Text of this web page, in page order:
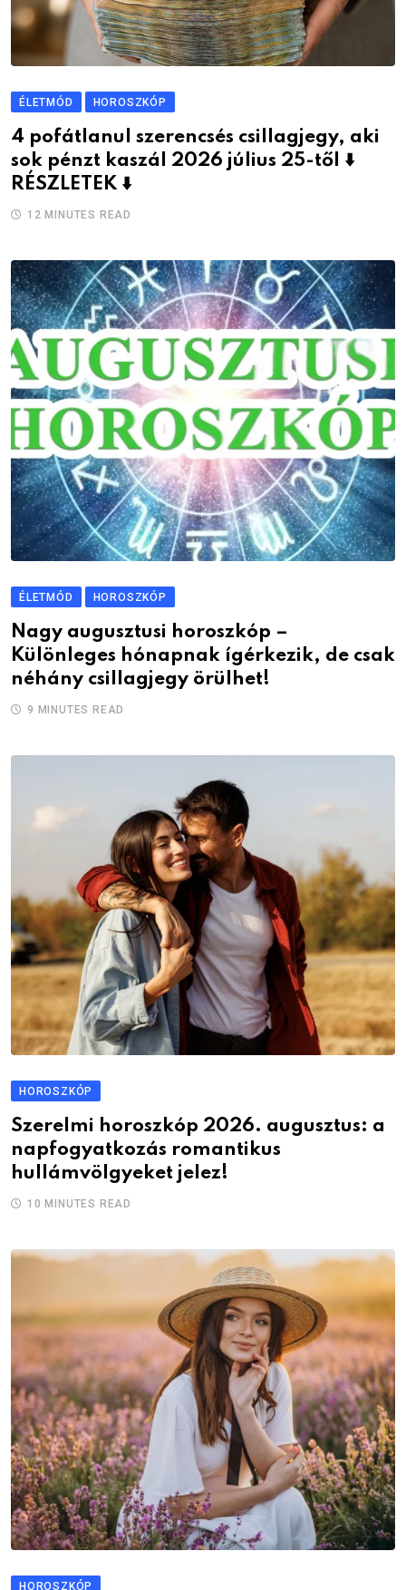
ÉLETMÓD HOROSZKÓP
4 pofátlanul szerencsés csillagjegy, aki
sok pénzt kaszál 2026 július 25-től ⬇️
RÉSZLETEK ⬇️
12 MINUTES READ
ÉLETMÓD HOROSZKÓP
Nagy augusztusi horoszkóp –
Különleges hónapnak ígérkezik, de csak
néhány csillagjegy örülhet!
9 MINUTES READ
HOROSZKÓP
Szerelmi horoszkóp 2026. augusztus: a
napfogyatkozás romantikus
hullámvölgyeket jelez!
10 MINUTES READ
HOROSZKÓP